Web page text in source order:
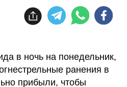
в ночь на понедельник,
ранения в
прибыли, чтобы